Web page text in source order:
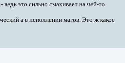
это сильно смахивает на чей-то
а в исполнении магов. Это ж какое